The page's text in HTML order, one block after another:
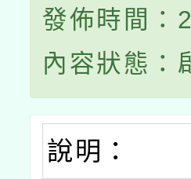
發佈時間：
內容狀態：
說明：